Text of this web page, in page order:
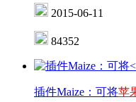
2015-06-11
84352
插件Maize：可将苹